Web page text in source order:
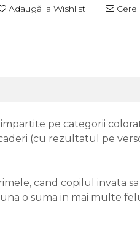
Adaugă la Wishlist
pe categorii
(cu rezultatul pe
cand copilul invata
o suma in mai multe